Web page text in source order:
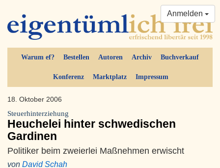
Warum ef? Bestellen Autoren Archiv Buchverkauf
Konferenz Marktplatz Impressum
Anmelden
18. Oktober 2006
Steuerhinterziehung
Heuchelei hinter schwedischen
Gardinen
Politiker beim zweierlei Maßnehmen erwischt
von David Schah